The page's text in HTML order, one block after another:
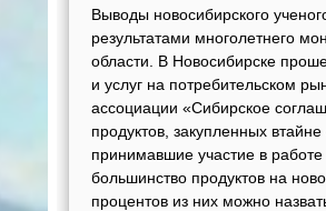
Выводы новосибирского
результатами многолетнего
области. В Новосибирске
и услуг на потребительском
ассоциации «Сибирское
продуктов, закупленных
принимавшие участие в
большинство продуктов на
процентов из них можно